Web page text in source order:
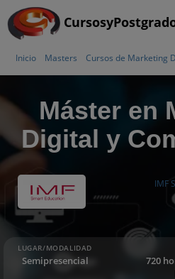
Inicio Masters Cursos de Marketing
Máster en
Digital y
IMF
LUGAR/MODALIDAD
Semipresencial
720